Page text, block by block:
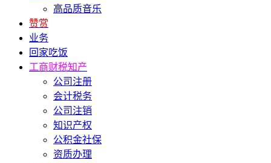
高品质音乐
赞赏
业务
回家吃饭
工商财税知产
公司注册
会计税务
公司注销
知识产权
公积金社保
资质办理